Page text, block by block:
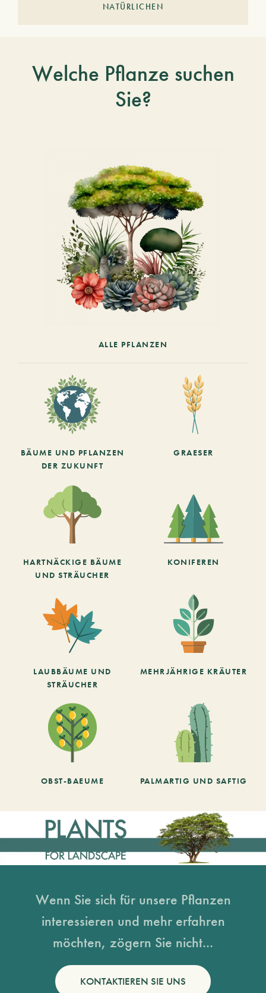
NATÜRLICHEN
Welche Pflanze suchen
Sie?
ALLE PFLANZEN
BÄUME UND PFLANZEN
DER ZUKUNFT
GRAESER
HARTNÄCKIGE BÄUME
UND STRÄUCHER
KONIFEREN
LAUBBÄUME UND
STRÄUCHER
MEHRJÄHRIGE KRÄUTER
OBST-BAEUME PALMARTIG UND SAFTIG
Wenn Sie sich für unsere Pflanzen
interessieren und mehr erfahren
möchten, zögern Sie nicht...
KONTAKTIEREN SIE UNS